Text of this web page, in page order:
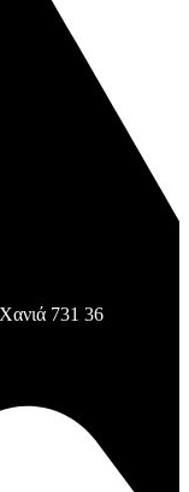
731 36